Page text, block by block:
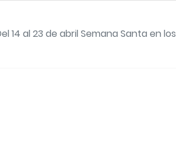
14 al 23 de abril Semana Santa en los